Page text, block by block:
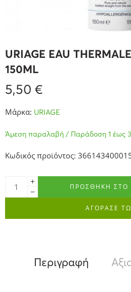
URIAGE EAU
150ML
5,50 €
Μάρκα: URIAGE
Άμεση παραλαβή / Παράδοση 1 έως 3
Κωδικός προϊόντος:
ΠΡΟΣΘΉΚΗ ΣΤΟ
ΑΓΟΡΑΣΕ
Περιγραφή